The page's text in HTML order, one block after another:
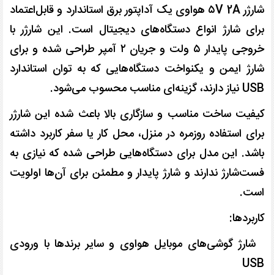
شارژر ۵V 2A هواوی یک آداپتور برق استاندارد و قابل‌اعتماد
برای شارژ انواع دستگاه‌های دیجیتال است. این شارژر با
خروجی پایدار ۵ ولت و جریان ۲ آمپر طراحی شده و برای
شارژ ایمن و یکنواخت دستگاه‌هایی که به توان استاندارد
USB نیاز دارند، گزینه‌ای مناسب محسوب می‌شود.
کیفیت ساخت مناسب و سازگاری بالا باعث شده این شارژر
برای استفاده روزمره در منزل، محل کار یا سفر کاربرد داشته
باشد. این مدل برای دستگاه‌هایی طراحی شده که نیازی به
فست‌شارژ ندارند و شارژ پایدار و مطمئن برای آن‌ها اولویت
است.
کاربردها:
شارژ گوشی‌های موبایل هواوی و سایر برندها با ورودی
USB